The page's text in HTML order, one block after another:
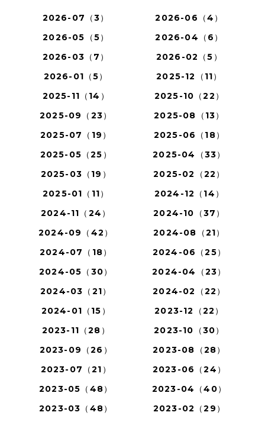
2026-07（3）
2026-06（4）
2026-05（5）
2026-04（6）
2026-03（7）
2026-02（5）
2026-01（5）
2025-12（11）
2025-11（14）
2025-10（22）
2025-09（23）
2025-08（13）
2025-07（19）
2025-06（18）
2025-05（25）
2025-04（33）
2025-03（19）
2025-02（22）
2025-01（11）
2024-12（14）
2024-11（24）
2024-10（37）
2024-09（42）
2024-08（21）
2024-07（18）
2024-06（25）
2024-05（30）
2024-04（23）
2024-03（21）
2024-02（22）
2024-01（15）
2023-12（22）
2023-11（28）
2023-10（30）
2023-09（26）
2023-08（28）
2023-07（21）
2023-06（24）
2023-05（48）
2023-04（40）
2023-03（48）
2023-02（29）